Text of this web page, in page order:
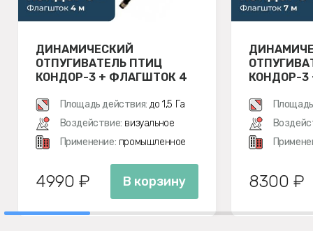
ДИНАМИЧЕСКИЙ
ОТПУГИВАТЕЛЬ ПТИЦ
КОНДОР-3 + ФЛАГШТОК 4
Площадь действия: до 1,5 Га
Воздействие: визуальное
Применение: промышленное
4990 ₽ В корзину
КОНДОР-3
8300 ₽